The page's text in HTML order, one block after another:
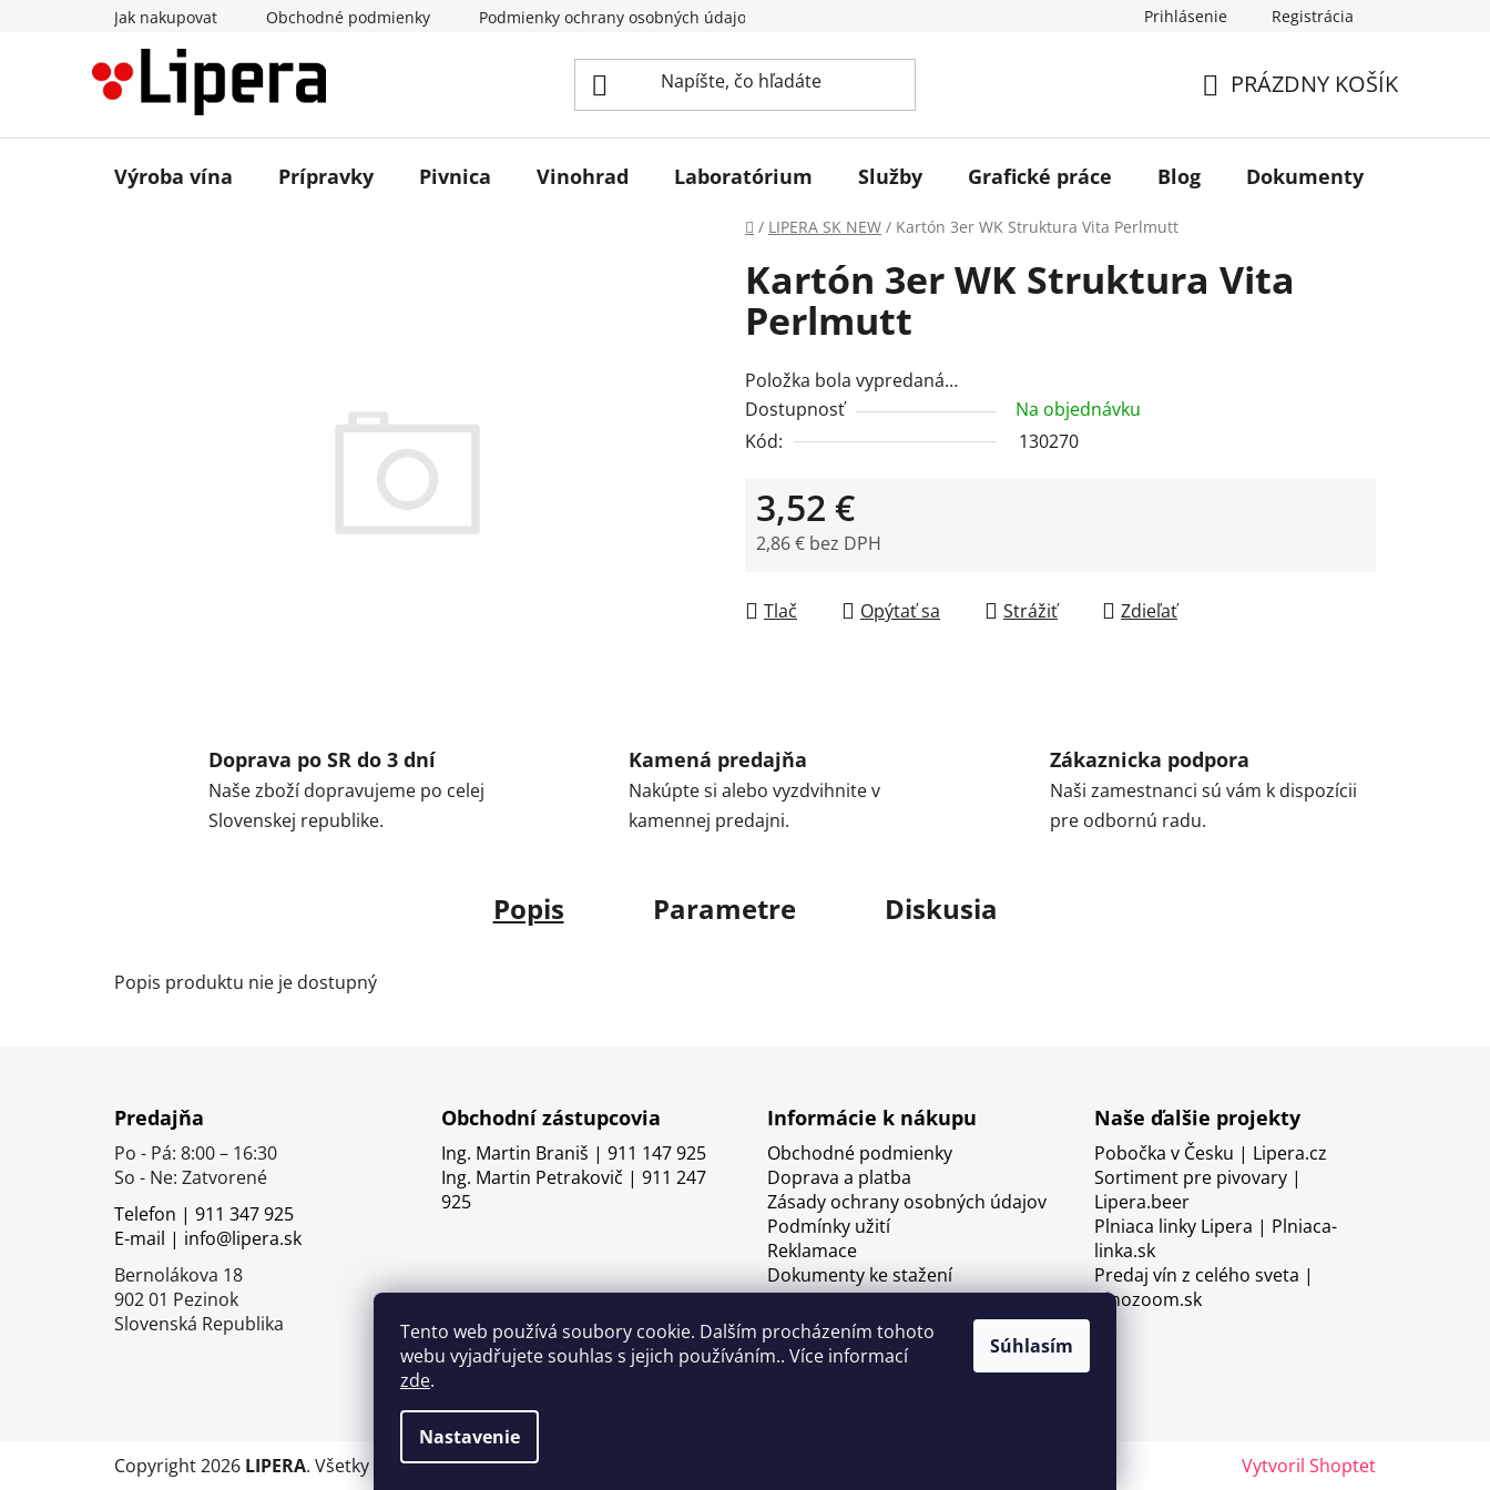
Tento web používá soubory cookie. Dalším procházením tohoto
webu vyjadřujete souhlas s jejich používáním.. Více informací
zde.
Nastavenie
Súhlasím
Jak nakupovat Obchodné podmienky Podmienky ochrany osobných údajov Prihlásenie Registrácia
KOŠÍK
PRÁZDNY KOŠÍK
Výroba vína Prípravky Pivnica Vinohrad Laboratórium Služby Grafické práce Blog Dokumenty
Domov
/ LIPERA SK NEW / Kartón 3er WK Struktura Vita Perlmutt
Kartón 3er WK Struktura Vita
Perlmutt
Položka bola vypredaná…
Dostupnosť
Na objednávku
Kód:
130270
3,52 €
2,86 € bez DPH
Tlač
Opýtať sa Strážiť Zdieľať
Doprava po SR do 3 dní
Naše zboží dopravujeme po celej
Slovenskej republike.
Kamená predajňa
Nakúpte si alebo vyzdvihnite v
kamennej predajni.
Zákaznicka podpora
Naši zamestnanci sú vám k dispozícii
pre odbornú radu.
Popis Parametre Diskusia
Popis produktu nie je dostupný
Predajňa
Po - Pá: 8:00 – 16:30
So - Ne: Zatvorené
Telefon | 911 347 925
E-mail | info@lipera.sk
Bernolákova 18
902 01 Pezinok
Slovenská Republika
Obchodní zástupcovia
Ing. Martin Braniš | 911 147 925
Ing. Martin Petrakovič | 911 247
925
Informácie k nákupu
Obchodné podmienky
Doprava a platba
Zásady ochrany osobných údajov
Podmínky užití
Reklamace
Dokumenty ke stažení
Naše ďalšie projekty
Pobočka v Česku | Lipera.cz
Sortiment pre pivovary |
Lipera.beer
Plniaca linky Lipera | Plniaca-
linka.sk
Predaj vín z celého sveta |
Vinozoom.sk
Vytvoril Shoptet
Copyright 2026 LIPERA. Všetky práva vyhradené.